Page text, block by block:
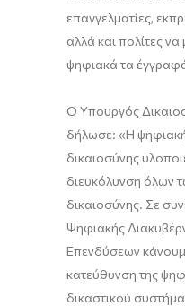
επαγγελματίες,
αλλά και πολίτες
ψηφιακά τα
Ο Υπουργός
δήλωσε: «Η
δικαιοσύνης
διευκόλυνση όλων
δικαιοσύνης. Σε
Ψηφιακής
Επενδύσεων
κατεύθυνση της
δικαστικού